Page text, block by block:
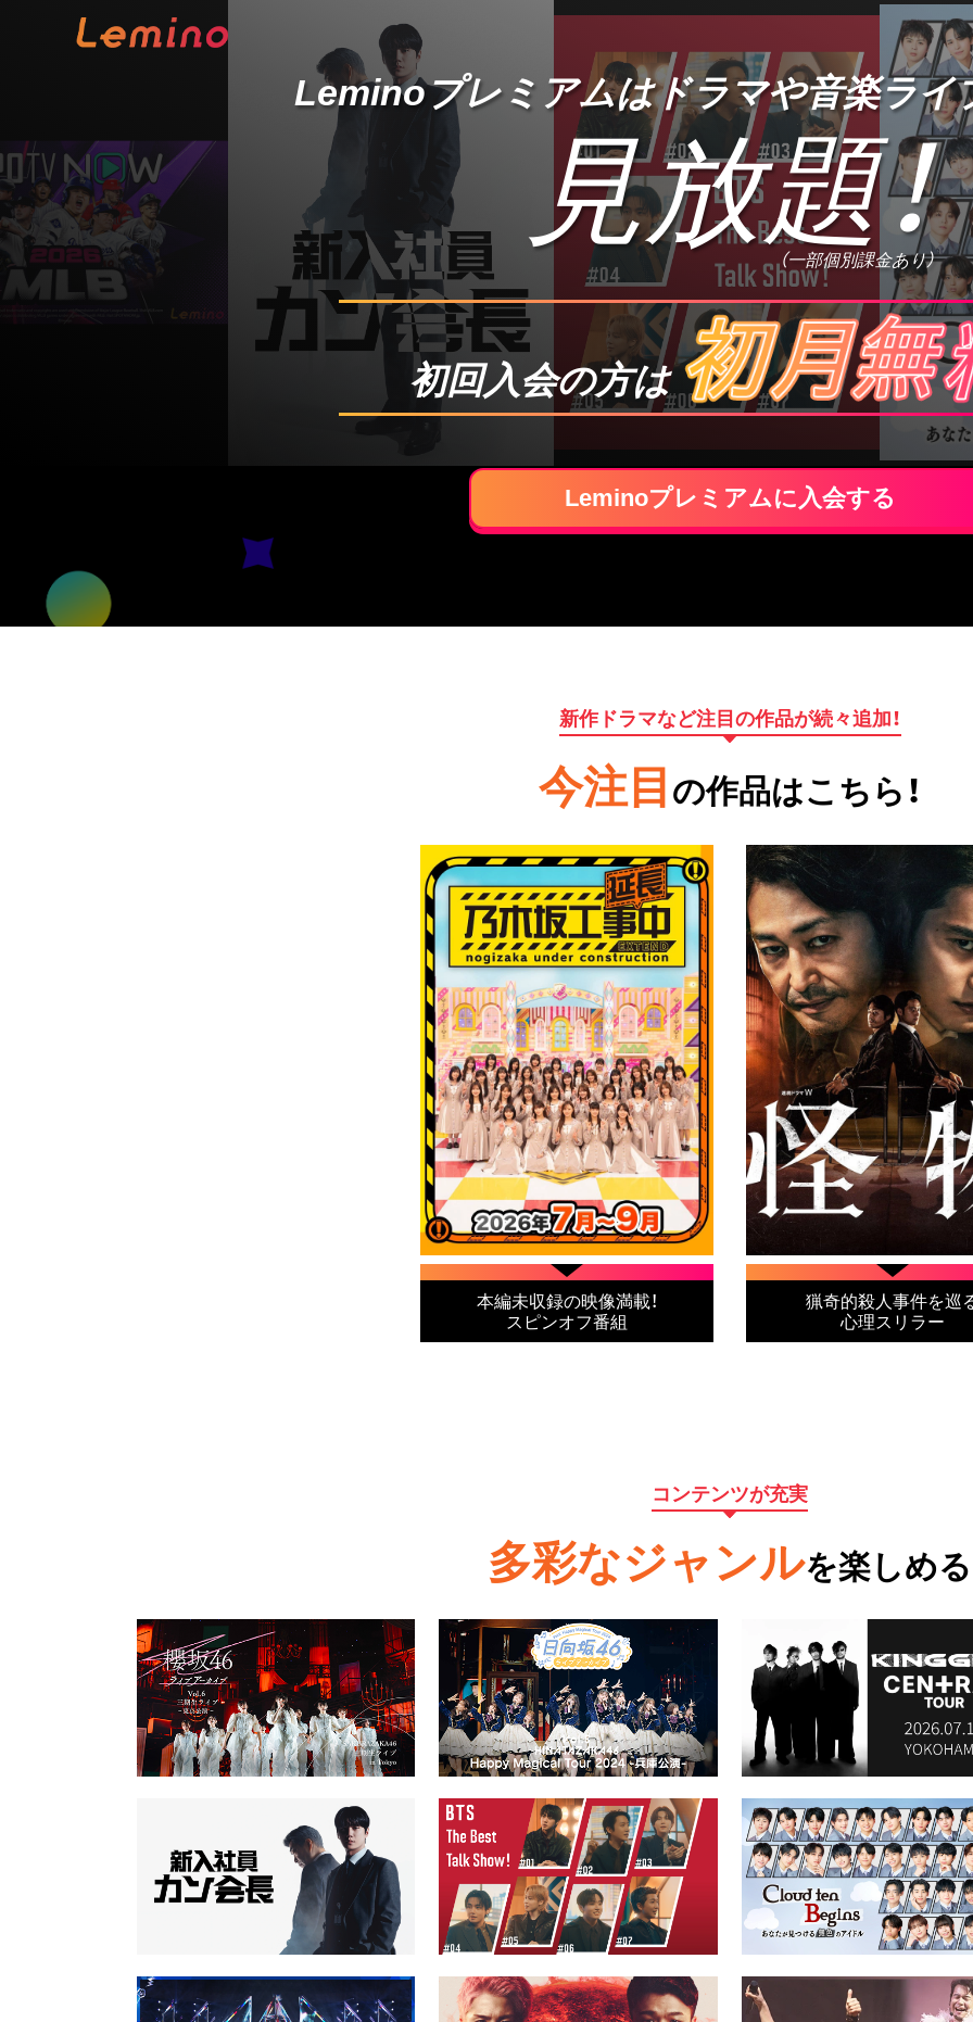
Leminoプレミアムはドラマや音楽ライ
見放題！
（一部個別課金あり）
初回入会の方は
Leminoプレミアムに入会する
新作ドラマなど注目の作品が続々追加！
今注目 の作品はこちら！
本編未収録の映像満載！
スピンオフ番組
猟奇的殺人事件を巡
心理スリラー
コンテンツが充実
多彩なジャンルを楽しめる